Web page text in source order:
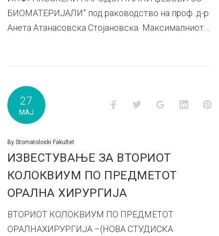
БИОМАТЕРИЈАЛИ” под раководство на проф. д-р
Анета Атанасовска Стојановска Максималниот…
27
МАЈ
FacebookTwitter Google+
By Stomatoloski Fakultet
ИЗВЕСТУВАЊЕ ЗА ВТОРИОТ
КОЛОКВИУМ ПО ПРЕДМЕТОТ
ОРАЛНА ХИРУРГИЈА
ВТОРИОТ КОЛОКВИУМ ПО ПРЕДМЕТОТ
ОРАЛНАХИРУРГИЈА –(НОВА СТУДИСКА